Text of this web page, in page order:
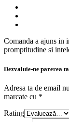
Comanda a ajuns in
promptitudine si
Dezvaluie-ne parerea ta
Adresa ta de email
marcate cu *
Rating